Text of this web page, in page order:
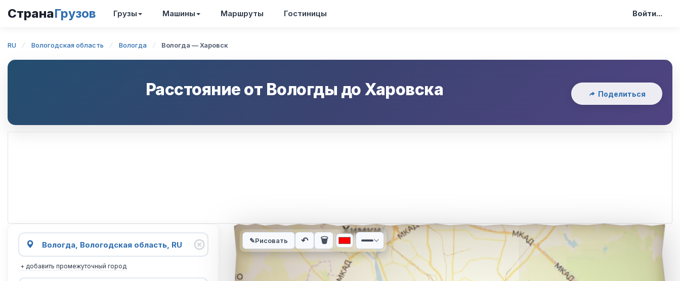
СтранаГрузов Грузы Машины Маршруты Гостиницы Войти...
RU Вологодская область Вологда Вологда — Харовск
Расстояние от Вологды до Харовска Поделиться
+ добавить промежуточный город
Интерактивная карта автомобильного маршрута из города Вологда в город Харовск.
✎Рисовать ↶ 🗑